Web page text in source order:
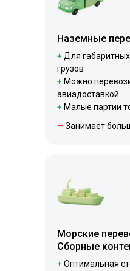
Морские
Сборные
+ Оптимальная
Наземные
+ Для
грузов
+ Можно
авиадоставкой
+ Малые партии
— Занимает